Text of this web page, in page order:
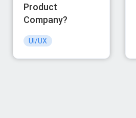
Product
Company?
UI/UX